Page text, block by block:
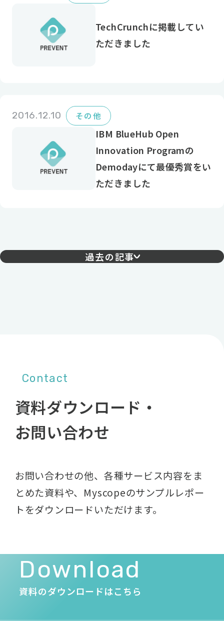
TechCrunchに掲載してい
ただきました
2016.12.10 その他
IBM BlueHub Open
Innovation Programの
Demodayにて最優秀賞をい
ただきました
過去の記事
Contact
資料ダウンロード・
お問い合わせ
お問い合わせの他、各種サービス内容をま
とめた資料や、 Myscopeのサンプルレポー
トをダウンロードいただけます。
Download
資料のダウンロードはこちら